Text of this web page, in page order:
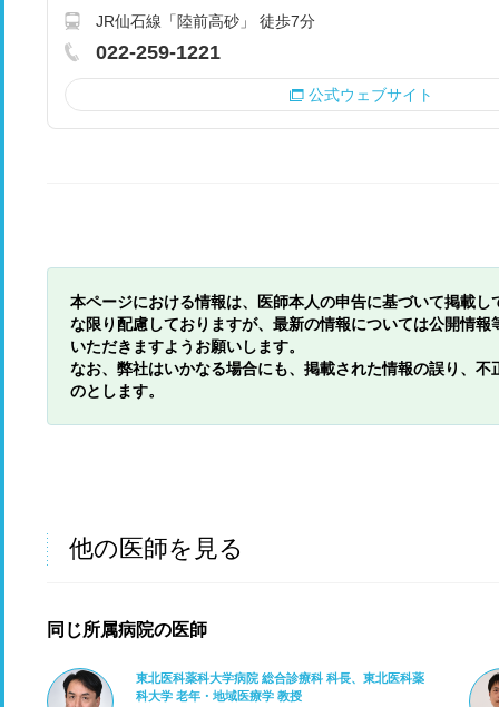
JR仙石線「陸前高砂」 徒歩7分
022-259-1221
公式ウェブサイト
本ページにおける情報は、医師本人の申告に基づいて掲載
な限り配慮しておりますが、最新の情報については公開情
いただきますようお願いします。
なお、弊社はいかなる場合にも、掲載された情報の誤り、
のとします。
他の医師を見る
同じ所属病院の医師
東北医科薬科大学病院 総合診療科 科長、東北医科薬
科大学 老年・地域医療学 教授